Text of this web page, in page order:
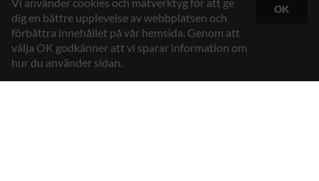
dig en bättre upplevelse av webbplatsen och
förbättra innehållet på vår hemsida. Genom att
välja OK godkänner att vi sparar information om
hur du använder sidan.
OK